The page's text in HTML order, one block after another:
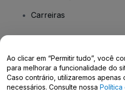
Carreiras
Centro de Ajuda / Fale
Ao clicar em “Permitir tudo”, você
para melhorar a funcionalidade do
Caso contrário, utilizaremos apenas
necessários. Consulte nossa Política